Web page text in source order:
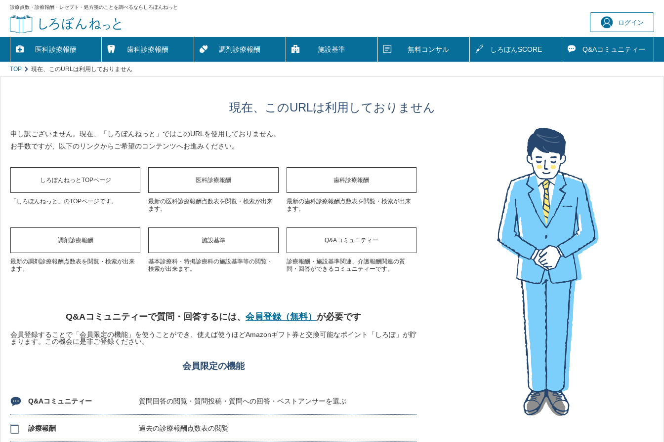
診療点数・診療報酬・レセプト・処方箋のことを調べるならしろぼんねっと
ログイン
医科診療報酬 歯科診療報酬 調剤診療報酬 施設基準 無料コンサル しろぼんSCORE Q&Aコミュニティー
TOP 現在、このURLは利用しておりません
現在、このURLは利用しておりません
申し訳ございません。現在、「しろぼんねっと」ではこのURLを使用しておりません。
お手数ですが、以下のリンクからご希望のコンテンツへお進みください。
しろぼんねっとTOPページ
「しろぼんねっと」のTOPページです。
医科診療報酬
最新の医科診療報酬点数表を閲覧・検索が出来
ます。
歯科診療報酬
最新の歯科診療報酬点数表を閲覧・検索が出来
ます。
調剤診療報酬
最新の調剤診療報酬点数表を閲覧・検索が出来
ます。
施設基準
基本診療科・特掲診療科の施設基準等の閲覧・
検索が出来ます。
Q&Aコミュニティー
診療報酬・施設基準関連、介護報酬関連の質
問・回答ができるコミュニティーです。
Q&Aコミュニティーで質問・回答するには、 会員登録（無料） が必要です
会員登録することで「会員限定の機能」を使うことができ、使えば使うほどAmazonギフト券と交換可能なポイント「しろぽ」が貯
まります。この機会に是非ご登録ください。
会員限定の機能
Q&Aコミュニティー 質問回答の閲覧・質問投稿・質問への回答・ベストアンサーを選ぶ
診療報酬 過去の診療報酬点数表の閲覧